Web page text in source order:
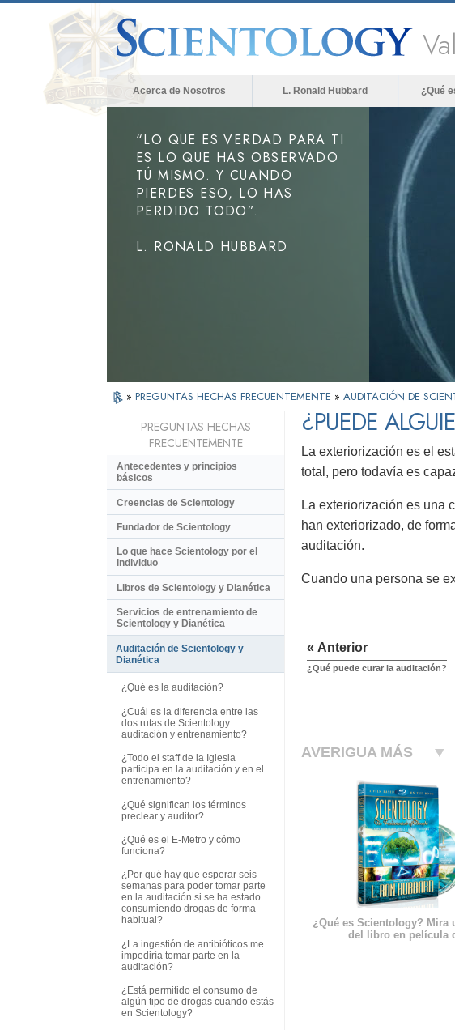
Acerca de Nosotros L. Ronald Hubbard ¿Qué
“LO QUE ES VERDAD PARA TI
ES LO QUE HAS OBSERVADO
TÚ MISMO. Y CUANDO
PIERDES ESO, LO HAS
PERDIDO TODO”.
L. RONALD HUBBARD
» PREGUNTAS HECHAS FRECUENTEMENTE » AUDITACIÓN DE
¿PUEDE
La exteriorización es el
total, pero todavía es
La exteriorización es una
han exteriorizado, de
auditación.
Cuando una persona se
« Anterior
¿Qué puede curar la auditación?
AVERIGUA MÁS
¿Qué es Scientology? Mira
del libro en película
PREGUNTAS HECHAS
FRECUENTEMENTE
Antecedentes y principios
básicos
Creencias de Scientology
Fundador de Scientology
Lo que hace Scientology por el
individuo
Libros de Scientology y Dianética
Servicios de entrenamiento de
Scientology y Dianética
Auditación de Scientology y
Dianética
¿Qué es la auditación?
¿Cuál es la diferencia entre las
dos rutas de Scientology:
auditación y entrenamiento?
¿Todo el staff de la Iglesia
participa en la auditación y en el
entrenamiento?
¿Qué significan los términos
preclear y auditor?
¿Qué es el E-Metro y cómo
funciona?
¿Por qué hay que esperar seis
semanas para poder tomar parte
en la auditación si se ha estado
consumiendo drogas de forma
habitual?
¿La ingestión de antibióticos me
impediría tomar parte en la
auditación?
¿Está permitido el consumo de
algún tipo de drogas cuando estás
en Scientology?